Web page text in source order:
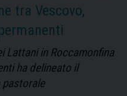
tra Vescovo,
Lattani in Roccamonfina
ha delineato il
pastorale